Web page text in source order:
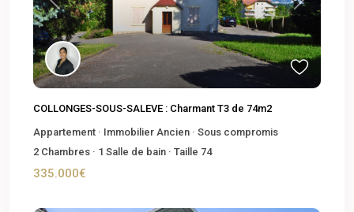
Previous Next
COLLONGES-SOUS-SALEVE : Charmant T3 de 74m2
Appartement · Immobilier Ancien · Sous compromis
2 Chambres · 1 Salle de bain · Taille 74
335.000€